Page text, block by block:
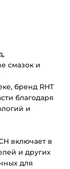
смазок и
бренд RHT
благодаря
и
включает в
и других
для